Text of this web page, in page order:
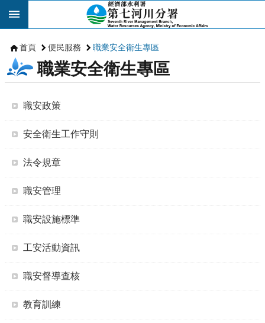
跳到主要內容區塊
首頁 便民服務 職業安全衛生專區
職業安全衛生專區
職安政策
安全衛生工作守則
法令規章
職安管理
職安設施標準
工安活動資訊
職安督導查核
教育訓練